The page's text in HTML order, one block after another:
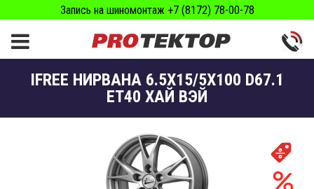
Запись на шиномонтаж +7 (8172) 78-00-78
IFREE НИРВАНА 6.5X15/5X100 D67.1
ET40 ХАЙ ВЭЙ